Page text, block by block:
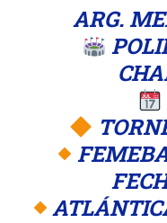
ARG.